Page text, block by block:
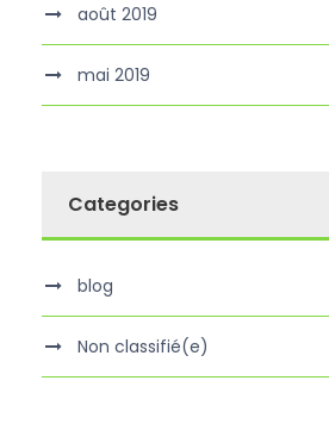
août 2019
mai 2019
Categories
blog
Non classifié(e)